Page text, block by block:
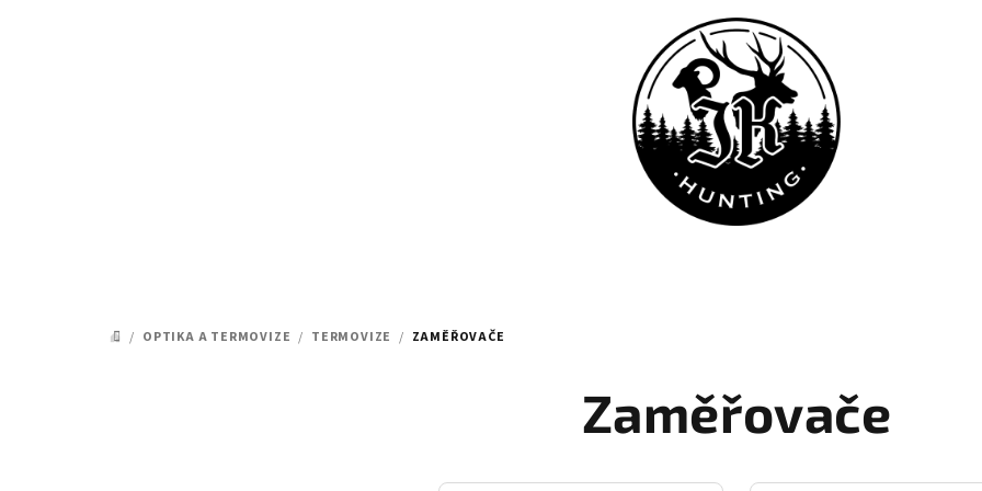
DOMŮ
/ OPTIKA A TERMOVIZE / TERMOVIZE / ZAMĚŘOVAČE
Zaměřovače